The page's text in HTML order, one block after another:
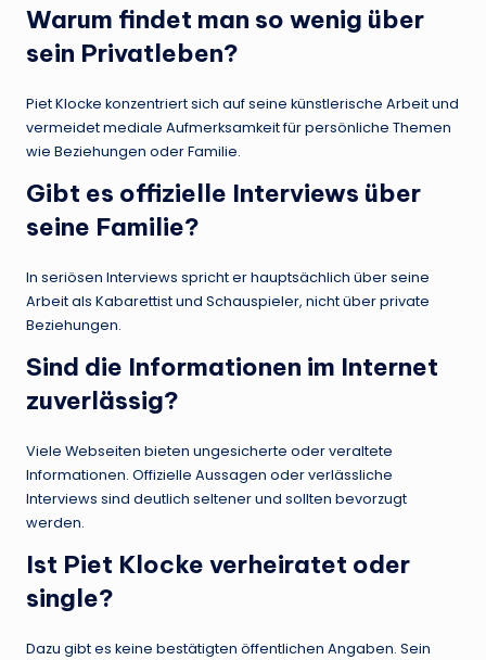
Warum findet man so wenig über
sein Privatleben?
Piet Klocke konzentriert sich auf seine künstlerische Arbeit und
vermeidet mediale Aufmerksamkeit für persönliche Themen
wie Beziehungen oder Familie.
Gibt es offizielle Interviews über
seine Familie?
In seriösen Interviews spricht er hauptsächlich über seine
Arbeit als Kabarettist und Schauspieler, nicht über private
Beziehungen.
Sind die Informationen im Internet
zuverlässig?
Viele Webseiten bieten ungesicherte oder veraltete
Informationen. Offizielle Aussagen oder verlässliche
Interviews sind deutlich seltener und sollten bevorzugt
werden.
Ist Piet Klocke verheiratet oder
single?
Dazu gibt es keine bestätigten öffentlichen Angaben. Sein